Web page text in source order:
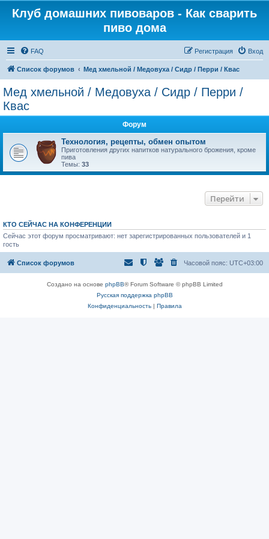
Клуб домашних пивоваров - Как cварить
пиво дома
FAQ Вход
Регистрация
Список форумов Mед хмельной / Медовуха / Сидр / Перри / Квас
Mед хмельной / Медовуха / Сидр / Перри /
Квас
Форум
Технология, рецепты, обмен опытом
Приготовления других напитков натурального брожения, кроме
пива
Темы: 33
Перейти
КТО СЕЙЧАС НА КОНФЕРЕНЦИИ
Сейчас этот форум просматривают: нет зарегистрированных пользователей и 1
гость
Список форумов Часовой пояс: UTC+03:00
Создано на основе phpBB® Forum Software © phpBB Limited
Русская поддержка phpBB
Конфиденциальность| Правила